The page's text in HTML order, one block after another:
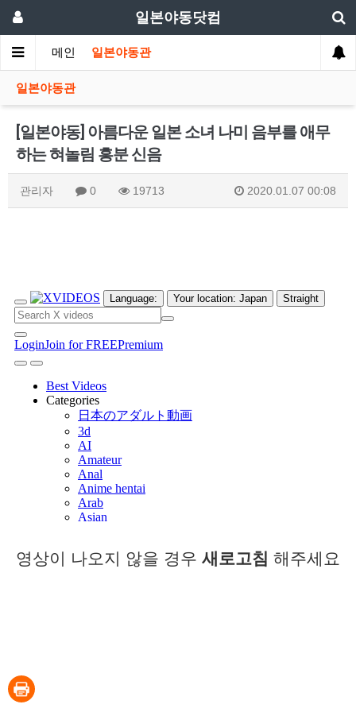
일본야동닷컴
메인 일본야동관
일본야동관
[일본야동] 아름다운 일본 소녀 나미 음부를 애무
하는 혀놀림 흥분 신음
관리자 0 19713 2020.01.07 00:08
영상이 나오지 않을 경우 새로고침 해주세요